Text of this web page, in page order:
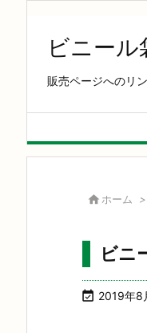
ビニー
販売ページへのリ
 ホーム >
ビニ
 2019年8